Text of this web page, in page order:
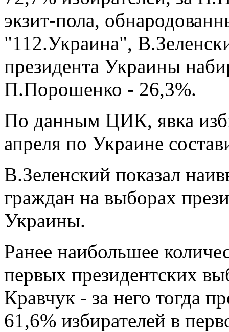
экзит-пола,
"112.Украина",
президента Украины
П.Порошенко - 26,3%.
По данным ЦИК, явка
апреля по Украине
В.Зеленский показал
граждан на выборах
Украины.
Ранее наибольшее
первых президентских
Кравчук - за него тогда
61,6% избирателей в